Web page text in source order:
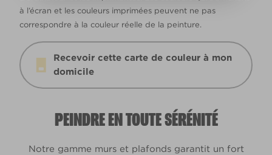
à l’écran et les couleurs imprimées peuvent ne pas
correspondre à la couleur réelle de la peinture.
Recevoir cette carte de couleur à mon
domicile
PEINDRE EN TOUTE SÉRÉNITÉ
Notre gamme murs et plafonds garantit un fort